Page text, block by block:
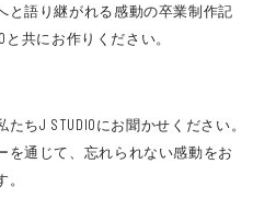
と語り継がれる感動の卒業制作記
と共にお作りください。
ちJ STUDIOにお聞かせください。
を通じて、忘れられない感動をお